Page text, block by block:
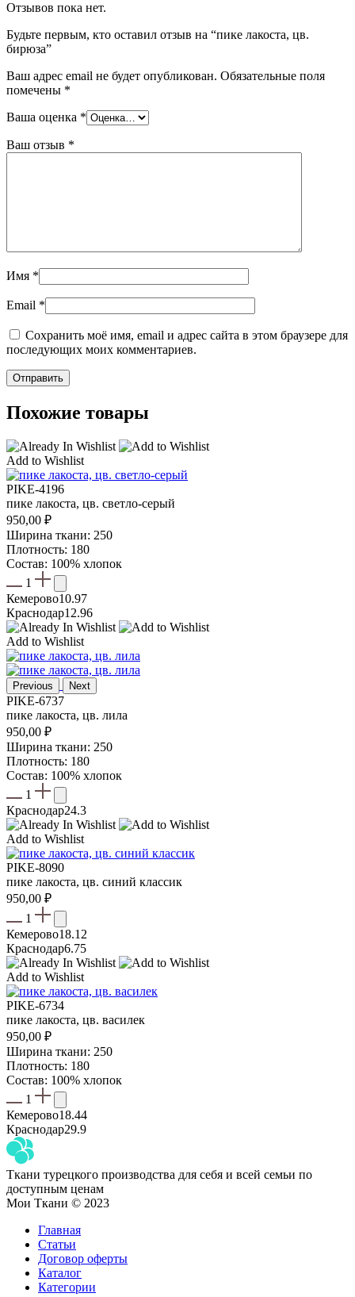
Отзывов пока нет.
Будьте первым, кто оставил отзыв на “пике лакоста, цв.
бирюза”
Ваш адрес email не будет опубликован. Обязательные поля
помечены *
Ваша оценка *
Ваш отзыв *
Имя *
Email *
Сохранить моё имя, email и адрес сайта в этом браузере для
последующих моих комментариев.
Похожие товары
Add to Wishlist
PIKE-4196
пике лакоста, цв. светло-серый
950,00 ₽
Ширина ткани: 250
Плотность: 180
Состав: 100% хлопок
1
Кемерово10.97
Краснодар12.96
Add to Wishlist
Previous Next
PIKE-6737
пике лакоста, цв. лила
950,00 ₽
Ширина ткани: 250
Плотность: 180
Состав: 100% хлопок
1
Краснодар24.3
Add to Wishlist
PIKE-8090
пике лакоста, цв. синий классик
950,00 ₽
1
Кемерово18.12
Краснодар6.75
Add to Wishlist
PIKE-6734
пике лакоста, цв. василек
950,00 ₽
Ширина ткани: 250
Плотность: 180
Состав: 100% хлопок
1
Кемерово18.44
Краснодар29.9
Ткани турецкого производства для себя и всей семьи по
доступным ценам
Мои Ткани © 2023
Главная
Статьи
Договор оферты
Каталог
Категории